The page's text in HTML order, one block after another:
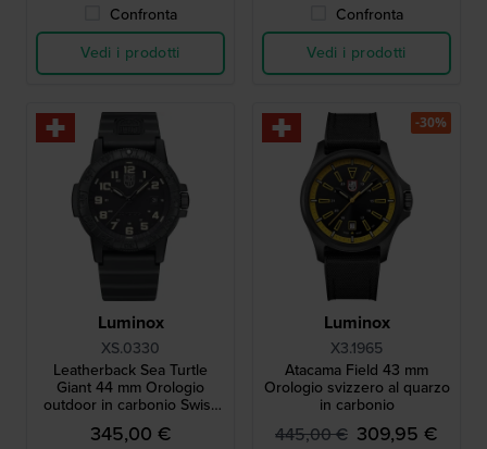
Confronta
Vedi i prodotti
Confronta
Vedi i prodotti
Luminox
XS.0330
Leatherback Sea Turtle
Giant 44 mm Orologio
outdoor in carbonio Swiss
Made
345,00 €
Luminox
X3.1965
Atacama Field 43 mm
Orologio svizzero al quarzo
in carbonio
445,00 € 309,95 €
-30%